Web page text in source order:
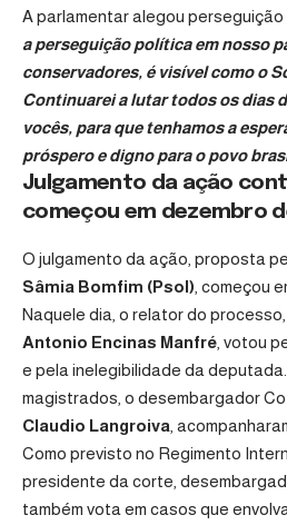
A parlamentar alegou perseguição
a perseguição política em nosso
conservadores, é visível como o
Continuarei a lutar todos os dias
vocês, para que tenhamos a
próspero e digno para o povo
Julgamento da ação
começou em dezembro
O julgamento da ação, proposta
Sâmia Bomfim (Psol) , começou
Naquele dia, o relator do processo,
Antonio Encinas Manfré , votou
e pela inelegibilidade da
magistrados, o desembargador
Claudio Langroiva ,
Como previsto no Regimento
presidente da corte,
também vota em casos que